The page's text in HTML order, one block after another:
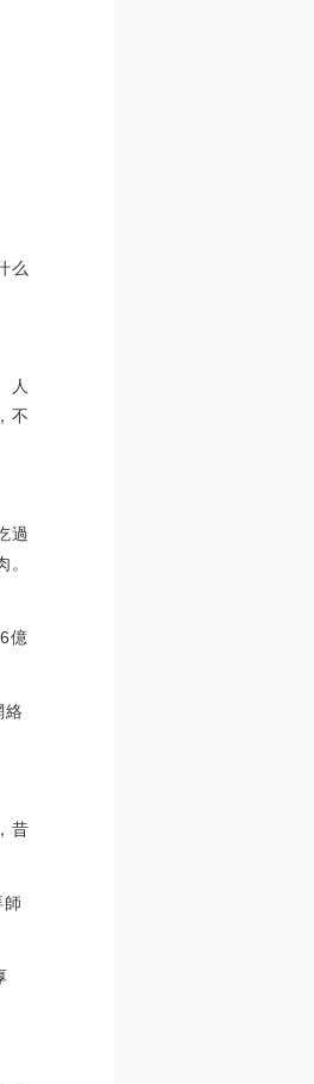
么
人
不
過
億
絡
昔